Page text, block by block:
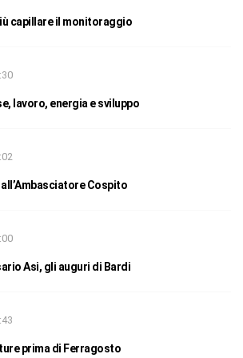
capillare il monitoraggio
lavoro, energia e sviluppo
Cospito
Asi, gli auguri di Bardi
prima di Ferragosto